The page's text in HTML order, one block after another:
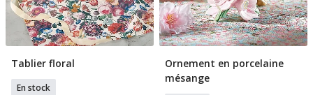
Ajouter Au Panier
Tablier floral
En stock
Ajouter Au Panier
Ornement en porcelaine
mésange